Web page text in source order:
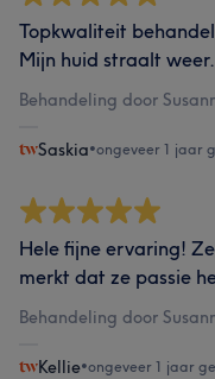
Topkwaliteit
Mijn huid straalt
Behandeling door
Saskia•ongeveer 1 jaar
Hele fijne ervaring!
merkt dat ze passie
Behandeling door
Kellie•ongeveer 1 jaar